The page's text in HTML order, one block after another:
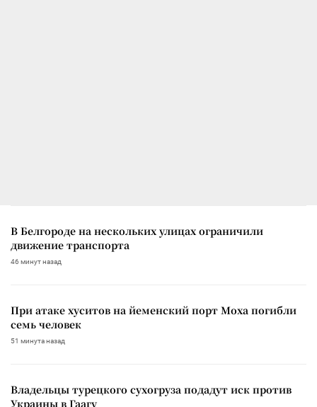
В Белгороде на нескольких улицах ограничили
движение транспорта
46 минут назад
При атаке хуситов на йеменский порт Моха погибли
семь человек
51 минута назад
Владельцы турецкого сухогруза подадут иск против
Украины в Гаагу